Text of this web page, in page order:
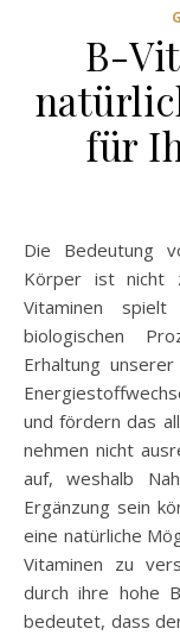
B-
für
Die Bedeutung von B-Vitaminen für den menschlichen
Körper ist nicht
Vitaminen
biologischen
Erhaltung
und fördern das
nehmen nicht
auf, weshalb
Ergänzung sein
eine natürliche
Vitaminen zu
durch ihre hohe
bedeutet, dass